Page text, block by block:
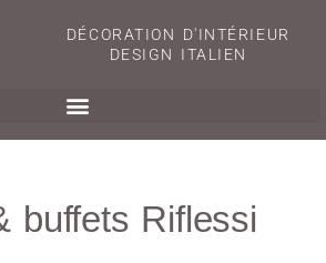
DÉCORATION D'INTÉRIEUR
DESIGN ITALIEN
buffets Riflessi